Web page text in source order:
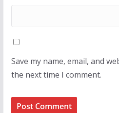
Save my name, email, and
the next time I comment.